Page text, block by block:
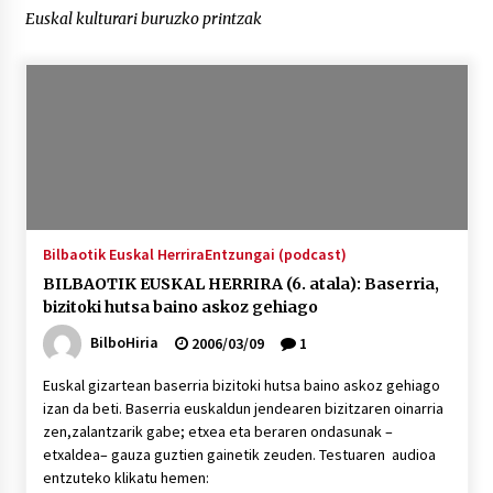
hiztegia
Tuba eta bonbardinoaren astea, Bilboko
2026/07/16
Auzoportala : 1×04 Auzofoniak
2026/07/15
Gaur abitua da Bilbao bbk live jaialdia
2026/07/09
Euskal kulturari buruzko printzak
Bilbaotik Euskal HerriraEntzungai (podcast)
BILBAOTIK EUSKAL HERRIRA (6. atala): Baserria,
bizitoki hutsa baino askoz gehiago
BilboHiria
2006/03/09 1
Euskal gizartean baserria bizitoki hutsa baino askoz gehiago
izan da beti. Baserria euskaldun jendearen bizitzaren oinarria
zen,zalantzarik gabe; etxea eta beraren ondasunak –
etxaldea– gauza guztien gainetik zeuden. Testuaren audioa
entzuteko klikatu hemen: